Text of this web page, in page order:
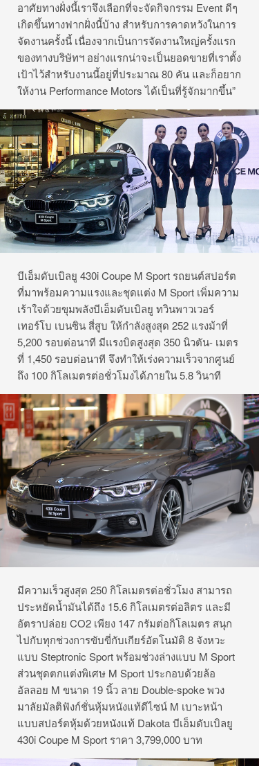
อาศัยทางฝั่งนี้เราจึงเลือกที่จะจัดกิจกรรม Event ดีๆ
เกิดขึ้นทางฟากฝั่งนี้บ้าง สำหรับการคาดหวังในการ
จัดงานครั้งนี้ เนื่องจากเป็นการจัดงานใหญ่ครั้งแรก
ของทางบริษัทฯ อย่างแรกน่าจะเป็นยอดขายที่เราตั้ง
เป้าไว้สำหรับงานนี้อยู่ที่ประมาณ 80 คัน และก็อยาก
ให้งาน Performance Motors ได้เป็นที่รู้จักมากขึ้น”
บีเอ็มดับเบิลยู 430i Coupe M Sport รถยนต์สปอร์ต
ที่มาพร้อมความแรงและชุดแต่ง M Sport เพิ่มความ
เร้าใจด้วยขุมพลังบีเอ็มดับเบิลยู ทวินพาวเวอร์
เทอร์โบ เบนซิน สี่สูบ ให้กำลังสูงสุด 252 แรงม้าที่
5,200 รอบต่อนาที มีแรงบิดสูงสุด 350 นิวตัน- เมตร
ที่ 1,450 รอบต่อนาที จึงทำให้เร่งความเร็วจากศูนย์
ถึง 100 กิโลเมตรต่อชั่วโมงได้ภายใน 5.8 วินาที
มีความเร็วสูงสุด 250 กิโลเมตรต่อชั่วโมง สามารถ
ประหยัดน้ำมันได้ถึง 15.6 กิโลเมตรต่อลิตร และมี
อัตราปล่อย CO2 เพียง 147 กรัมต่อกิโลเมตร สนุก
ไปกับทุกช่วงการขับขี่กับเกียร์อัตโนมัติ 8 จังหวะ
แบบ Steptronic Sport พร้อมช่วงล่างแบบ M Sport
ส่วนชุดตกแต่งพิเศษ M Sport ประกอบด้วยล้อ
อัลลอย M ขนาด 19 นิ้ว ลาย Double-spoke พวง
มาลัยมัลติฟังก์ชั่นหุ้มหนังแท้ดีไซน์ M เบาะหน้า
แบบสปอร์ตหุ้มด้วยหนังแท้ Dakota บีเอ็มดับเบิลยู
430i Coupe M Sport ราคา 3,799,000 บาท